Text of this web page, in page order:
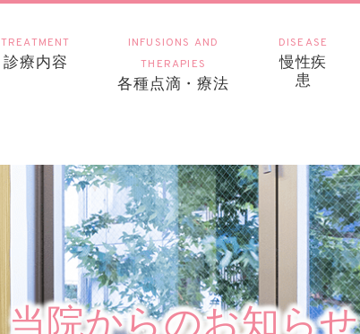
TREATMENT
診療内容
INFUSIONS AND
THERAPIES
各種点滴・療法
DISEASE
慢性疾
患
当院からのお知らせ